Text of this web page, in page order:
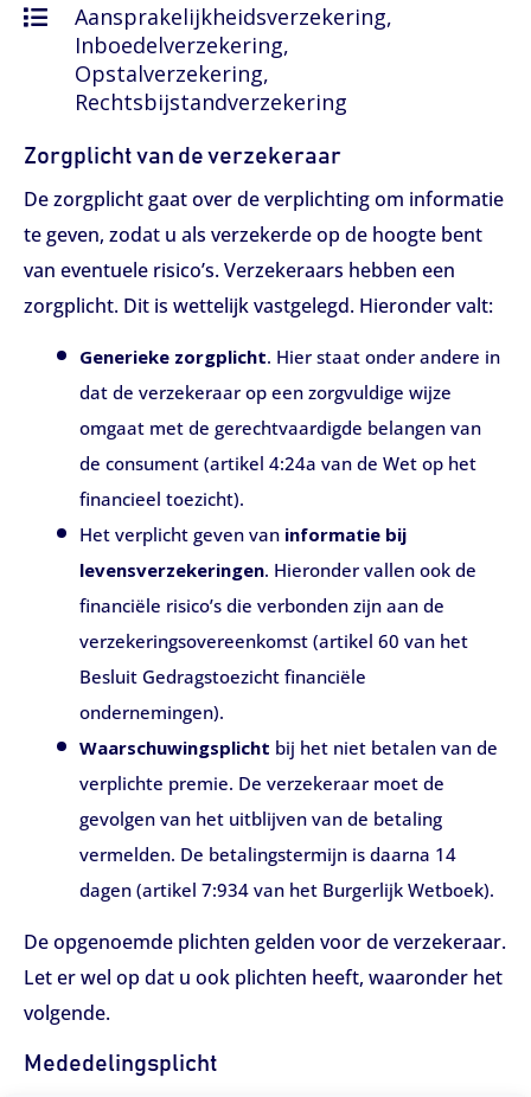
Aansprakelijkheidsverzekering,
Inboedelverzekering,
Opstalverzekering,
Rechtsbijstandverzekering
Zorgplicht van de verzekeraar
De zorgplicht gaat over de verplichting om informatie
te geven, zodat u als verzekerde op de hoogte bent
van eventuele risico’s. Verzekeraars hebben een
zorgplicht. Dit is wettelijk vastgelegd. Hieronder valt:
Generieke zorgplicht. Hier staat onder andere in
dat de verzekeraar op een zorgvuldige wijze
omgaat met de gerechtvaardigde belangen van
de consument (artikel 4:24a van de Wet op het
financieel toezicht).
Het verplicht geven van informatie bij
levensverzekeringen. Hieronder vallen ook de
financiële risico’s die verbonden zijn aan de
verzekeringsovereenkomst (artikel 60 van het
Besluit Gedragstoezicht financiële
ondernemingen).
Waarschuwingsplicht bij het niet betalen van de
verplichte premie. De verzekeraar moet de
gevolgen van het uitblijven van de betaling
vermelden. De betalingstermijn is daarna 14
dagen (artikel 7:934 van het Burgerlijk Wetboek).
De opgenoemde plichten gelden voor de verzekeraar.
Let er wel op dat u ook plichten heeft, waaronder het
volgende.
Mededelingsplicht